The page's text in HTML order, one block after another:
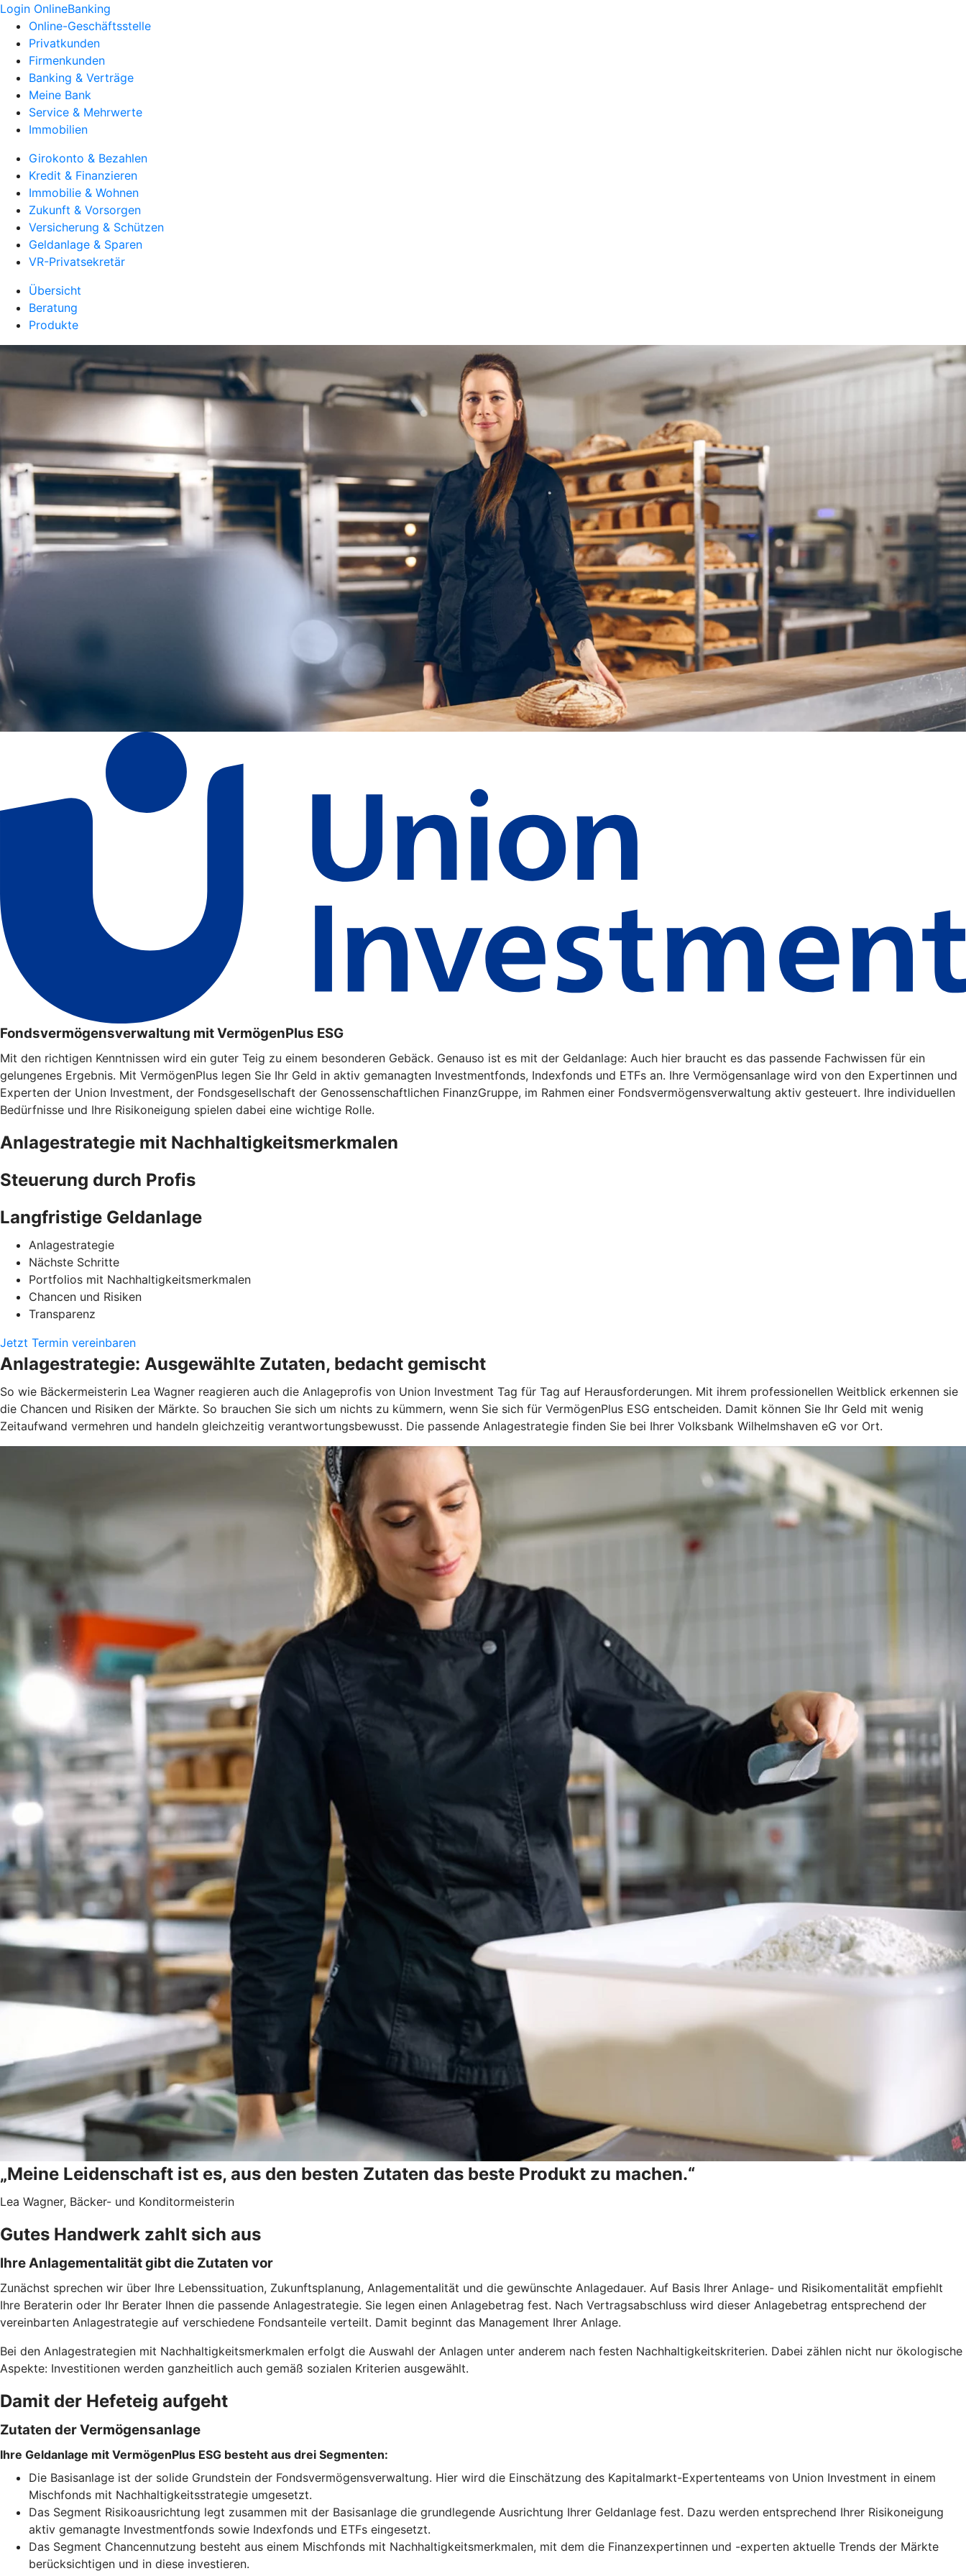
Login OnlineBanking
Online-Geschäftsstelle
Privatkunden
Firmenkunden
Banking & Verträge
Meine Bank
Service & Mehrwerte
Immobilien
Girokonto & Bezahlen
Kredit & Finanzieren
Immobilie & Wohnen
Zukunft & Vorsorgen
Versicherung & Schützen
Geldanlage & Sparen
VR-Privatsekretär
Übersicht
Beratung
Produkte
Fondsvermögensverwaltung mit VermögenPlus ESG
Mit den richtigen Kenntnissen wird ein guter Teig zu einem besonderen Gebäck. Genauso ist es mit der Geldanlage: Auch hier braucht es das passende Fachwissen für ein
gelungenes Ergebnis. Mit VermögenPlus legen Sie Ihr Geld in aktiv gemanagten Investmentfonds, Indexfonds und ETFs an. Ihre Vermögensanlage wird von den Expertinnen und
Experten der Union Investment, der Fondsgesellschaft der Genossenschaftlichen FinanzGruppe, im Rahmen einer Fondsvermögensverwaltung aktiv gesteuert. Ihre individuellen
Bedürfnisse und Ihre Risikoneigung spielen dabei eine wichtige Rolle.
Anlagestrategie mit Nachhaltigkeitsmerkmalen
Steuerung durch Profis
Langfristige Geldanlage
Anlagestrategie
Nächste Schritte
Portfolios mit Nachhaltigkeitsmerkmalen
Chancen und Risiken
Transparenz
Jetzt Termin vereinbaren
Anlagestrategie: Ausgewählte Zutaten, bedacht gemischt
So wie Bäckermeisterin Lea Wagner reagieren auch die Anlageprofis von Union Investment Tag für Tag auf Herausforderungen. Mit ihrem professionellen Weitblick erkennen sie
die Chancen und Risiken der Märkte. So brauchen Sie sich um nichts zu kümmern, wenn Sie sich für VermögenPlus ESG entscheiden. Damit können Sie Ihr Geld mit wenig
Zeitaufwand vermehren und handeln gleichzeitig verantwortungsbewusst. Die passende Anlagestrategie finden Sie bei Ihrer Volksbank Wilhelmshaven eG vor Ort.
„Meine Leidenschaft ist es, aus den besten Zutaten das beste Produkt zu machen.“
Lea Wagner, Bäcker- und Konditormeisterin
Gutes Handwerk zahlt sich aus
Ihre Anlagementalität gibt die Zutaten vor
Zunächst sprechen wir über Ihre Lebenssituation, Zukunftsplanung, Anlagementalität und die gewünschte Anlagedauer. Auf Basis Ihrer Anlage- und Risikomentalität empfiehlt
Ihre Beraterin oder Ihr Berater Ihnen die passende Anlagestrategie. Sie legen einen Anlagebetrag fest. Nach Vertragsabschluss wird dieser Anlagebetrag entsprechend der
vereinbarten Anlagestrategie auf verschiedene Fondsanteile verteilt. Damit beginnt das Management Ihrer Anlage.
Bei den Anlagestrategien mit Nachhaltigkeitsmerkmalen erfolgt die Auswahl der Anlagen unter anderem nach festen Nachhaltigkeitskriterien. Dabei zählen nicht nur ökologische
Aspekte: Investitionen werden ganzheitlich auch gemäß sozialen Kriterien ausgewählt.
Damit der Hefeteig aufgeht
Zutaten der Vermögensanlage
Ihre Geldanlage mit VermögenPlus ESG besteht aus drei Segmenten:
Die Basisanlage ist der solide Grundstein der Fondsvermögensverwaltung. Hier wird die Einschätzung des Kapitalmarkt-Expertenteams von Union Investment in einem
Mischfonds mit Nachhaltigkeitsstrategie umgesetzt.
Das Segment Risikoausrichtung legt zusammen mit der Basisanlage die grundlegende Ausrichtung Ihrer Geldanlage fest. Dazu werden entsprechend Ihrer Risikoneigung
aktiv gemanagte Investmentfonds sowie Indexfonds und ETFs eingesetzt.
Das Segment Chancennutzung besteht aus einem Mischfonds mit Nachhaltigkeitsmerkmalen, mit dem die Finanzexpertinnen und -experten aktuelle Trends der Märkte
berücksichtigen und in diese investieren.